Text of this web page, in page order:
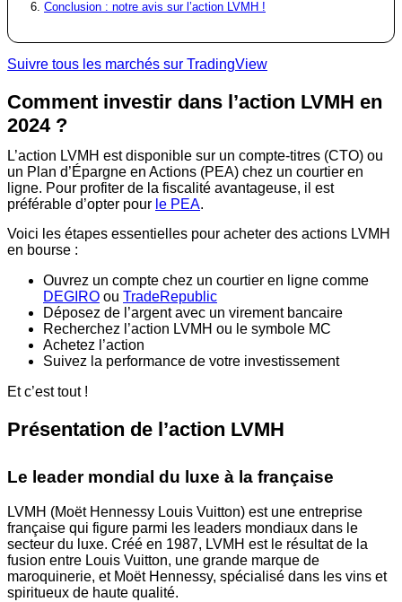
Conclusion : notre avis sur l’action LVMH !
Suivre tous les marchés sur TradingView
Comment investir dans l’action LVMH en
2024 ?
L’action LVMH est disponible sur un compte-titres (CTO) ou
un Plan d’Épargne en Actions (PEA) chez un courtier en
ligne. Pour profiter de la fiscalité avantageuse, il est
préférable d’opter pour le PEA.
Voici les étapes essentielles pour acheter des actions LVMH
en bourse :
Ouvrez un compte chez un courtier en ligne comme
DEGIRO ou TradeRepublic
Déposez de l’argent avec un virement bancaire
Recherchez l’action LVMH ou le symbole MC
Achetez l’action
Suivez la performance de votre investissement
Et c’est tout !
Présentation de l’action LVMH
Le leader mondial du luxe à la française
LVMH (Moët Hennessy Louis Vuitton) est une entreprise
française qui figure parmi les leaders mondiaux dans le
secteur du luxe. Créé en 1987, LVMH est le résultat de la
fusion entre Louis Vuitton, une grande marque de
maroquinerie, et Moët Hennessy, spécialisé dans les vins et
spiritueux de haute qualité.